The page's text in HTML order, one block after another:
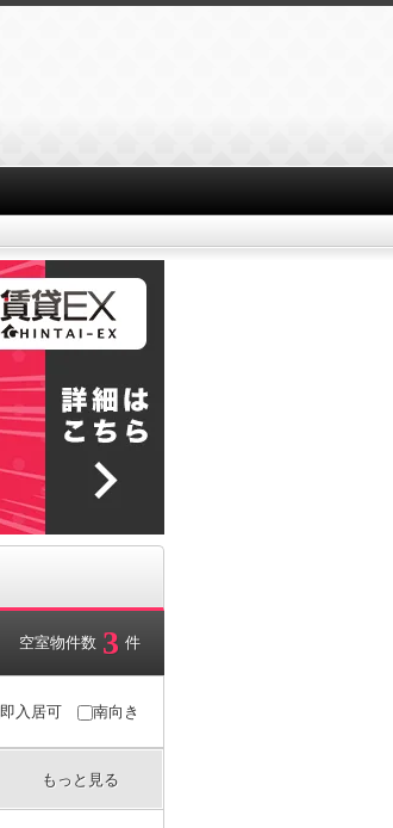
空室物件数 3 件
即入居可 南向き
もっと見る